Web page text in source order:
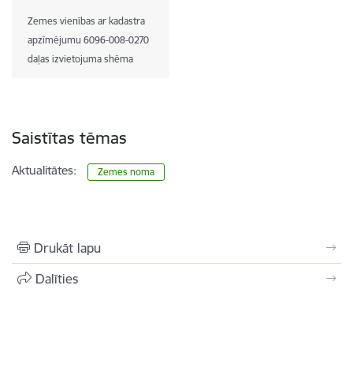
Zemes vienības ar kadastra
apzīmējumu 6096-008-0270
daļas izvietojuma shēma
Saistītas tēmas
Aktualitātes: Zemes noma
Drukāt lapu
Dalīties